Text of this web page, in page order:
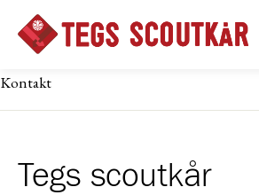
Kontakt
Tegs scoutkår